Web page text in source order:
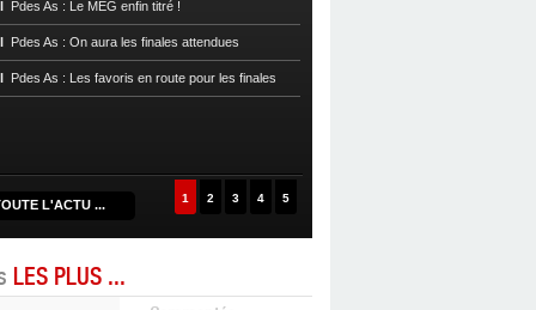
Pdes As : Le MEG enfin titré !
Pdes As : On aura les finales attendues
Pdes As : Les favoris en route pour les finales
L'ACTU ... 1 2 3 4 5
LES PLUS ...